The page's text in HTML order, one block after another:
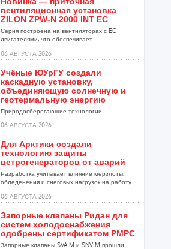
вентиляционная установка
ZILON ZPW-N 2000 INT EC
Серия построена на вентиляторах с EC-
двигателями, что обеспечивает...
06 АВГУСТА 2026
Учёные ЮУрГУ создали
каскадную установку,
объединяющую солнечную и
геотермальную энергию
Природосберегающие технологии...
06 АВГУСТА 2026
Для Арктики создали
технологию защиты
ветрогенераторов от аварий
Разработка учитывает влияние мерзлоты,
обледенения и снеговых нагрузок на работу
06 АВГУСТА 2026
Запорные клапаны Ридан для
систем холодоснабжения
одобрены сертификатом РМРС
Запорные клапаны SVA M и SNV M прошли